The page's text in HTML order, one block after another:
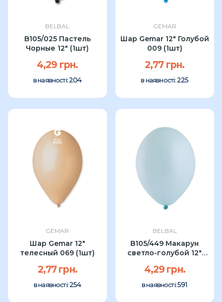
BELBAL
B105/025 Пастель
Чорные 12" (1шт)
4,29 грн.
в наявності:204
GEMAR
Шар Gemar 12" Голубой
009 (1шт)
2,77 грн.
в наявності: 225
GEMAR
Шар Gemar 12"
телесный 069 (1шт)
2,77 грн.
в наявності:254
BELBAL
B105/449 Макарун
светло-голубой 12"
4,29 грн.
в наявності:591